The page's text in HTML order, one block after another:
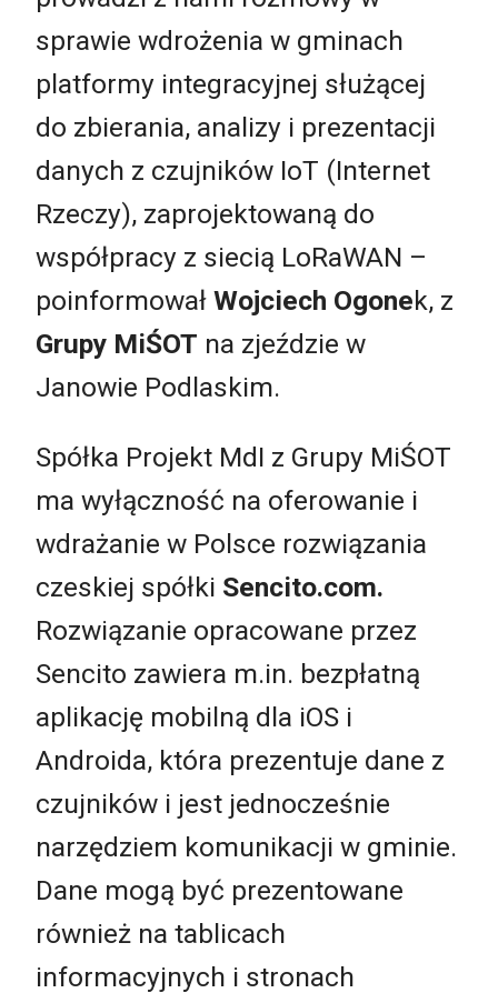
sprawie wdrożenia w gminach
platformy integracyjnej służącej
do zbierania, analizy i prezentacji
danych z czujników IoT (Internet
Rzeczy), zaprojektowaną do
współpracy z siecią LoRaWAN –
poinformował Wojciech Ogonek, z
Grupy MiŚOT na zjeździe w
Janowie Podlaskim.
Spółka Projekt MdI z Grupy MiŚOT
ma wyłączność na oferowanie i
wdrażanie w Polsce rozwiązania
czeskiej spółki Sencito.com.
Rozwiązanie opracowane przez
Sencito zawiera m.in. bezpłatną
aplikację mobilną dla iOS i
Androida, która prezentuje dane z
czujników i jest jednocześnie
narzędziem komunikacji w gminie.
Dane mogą być prezentowane
również na tablicach
informacyjnych i stronach